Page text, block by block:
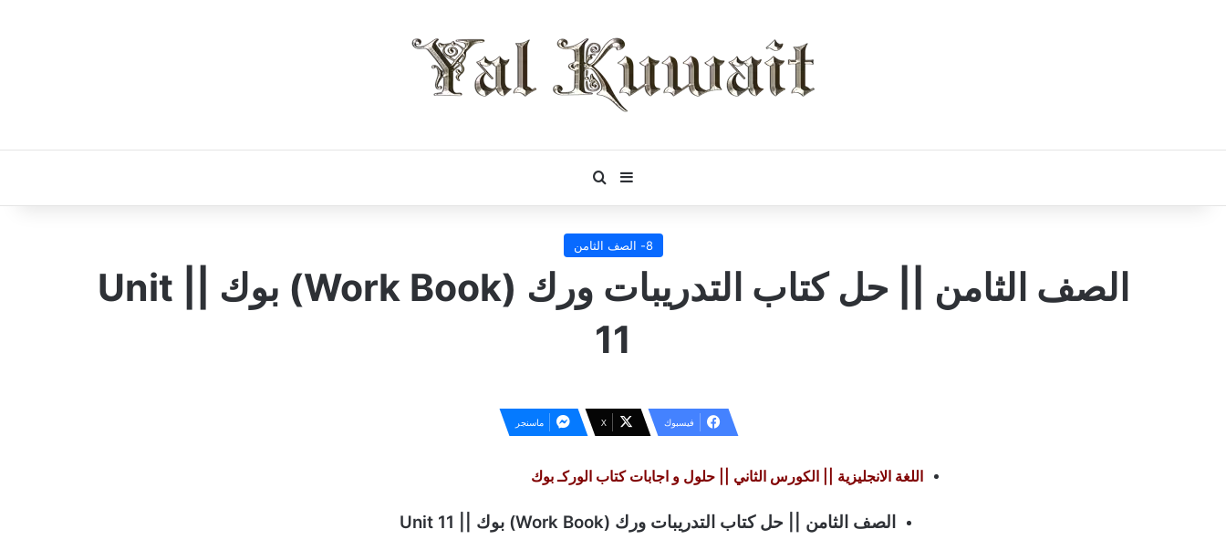
إضافة عمود جانبي
بحث عن
8- الصف الثامن
الصف الثامن || حل كتاب التدريبات ورك (Work Book) بوك || Unit
11
فيسبوك ‫X ماسنجر
اللغة الانجليزية || الكورس الثاني || حلول و اجابات كتاب الوركـ بوك
الصف الثامن || حل كتاب التدريبات ورك (Work Book) بوك